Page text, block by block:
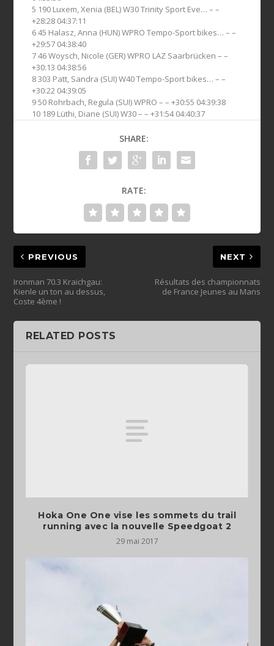
5 190 Luxem, Xenia (BEL) W30 Trinity Sport Eve… – –
+28:28 04:37:11
6 45 Halasz, Anna (HUN) WPRO Tempo-Sport bikes… – –
+29:57 04:38:40
7 46 Woysch, Nicole (GER) WPRO LAZ Saarbrücken – –
+30:13 04:38:56
8 303 Patt, Sandra (SUI) W40 Tempo-Sport bikes… – –
+30:22 04:39:05
9 50 Rohrbach, Regula (SUI) WPRO – – +30:55 04:39:38
10 189 Lüthi, Diane (SUI) W30 – – +31:54 04:40:37
SHARE:
RATE:
PREVIOUS
Ironman 70.3 Kraichgau:
Kienle un ton au dessus,
Coste 4ème !
NEXT
Résultats des championnats
de France Jeunes au Mans
RELATED POSTS
Hoka One One vise les sommets du trail
running avec la nouvelle Speedgoat 2
29 mai 2017